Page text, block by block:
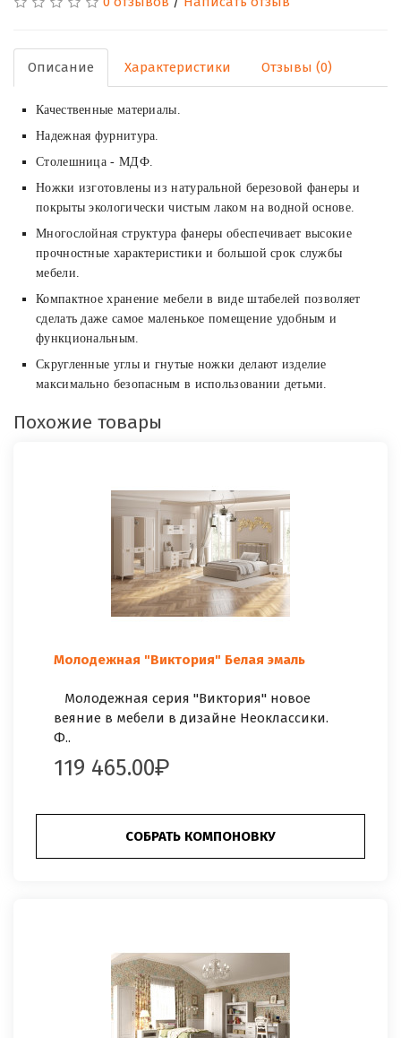
Описание Характеристики Отзывы (0)
Качественные материалы.
Надежная фурнитура.
Столешница - МДФ.
Ножки изготовлены из натуральной березовой фанеры и
покрыты экологически чистым лаком на водной основе.
Многослойная структура фанеры обеспечивает высокие
прочностные характеристики и большой срок службы
мебели.
Компактное хранение мебели в виде штабелей позволяет
сделать даже самое маленькое помещение удобным и
функциональным.
Скругленные углы и гнутые ножки делают изделие
максимально безопасным в использовании детьми.
Похожие товары
Молодежная "Виктория" Белая эмаль
Молодежная серия "Виктория" новое
веяние в мебели в дизайне Неоклассики.
Ф..
119 465.00
СОБРАТЬ КОМПОНОВКУ